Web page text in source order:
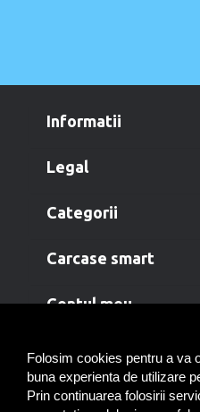
Folosim cookies pentru a va
buna experienta de utilizare
Prin continuarea folosirii
informatii
legal
categorii
carcase smart
contul meu